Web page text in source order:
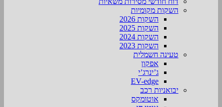
השקות מקומיות
השקות 2026
השקות 2025
השקות 2024
השקות 2023
טעינה חשמלית
אפקון
ג’ינרג’י
EV-edge
יבואניות רכב
אוטומקס